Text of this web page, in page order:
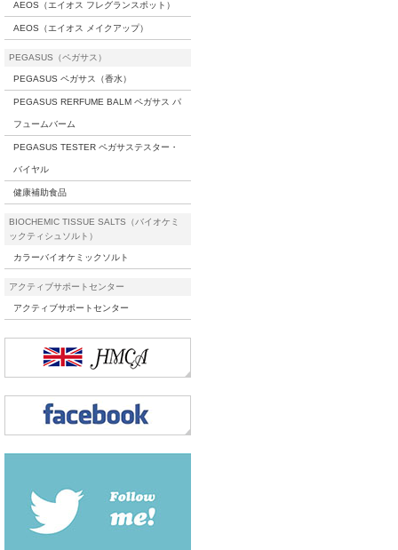
AEOS（エイオス フレグランスポット）
AEOS（エイオス メイクアップ）
PEGASUS（ペガサス）
PEGASUS ペガサス（香水）
PEGASUS RERFUME BALM ペガサス パ
フュームバーム
PEGASUS TESTER ペガサステスター・
バイヤル
健康補助食品
BIOCHEMIC TISSUE SALTS（バイオケミ
ックティシュソルト）
カラーバイオケミックソルト
アクティブサポートセンター
アクティブサポートセンター